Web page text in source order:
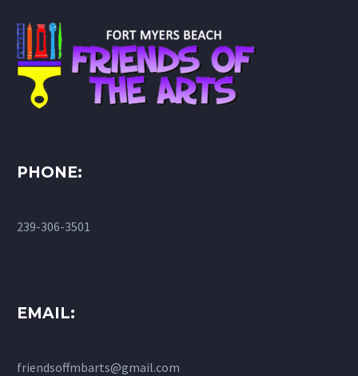
PHONE:
239-306-3501
EMAIL:
friendsoffmbarts@gmail.com